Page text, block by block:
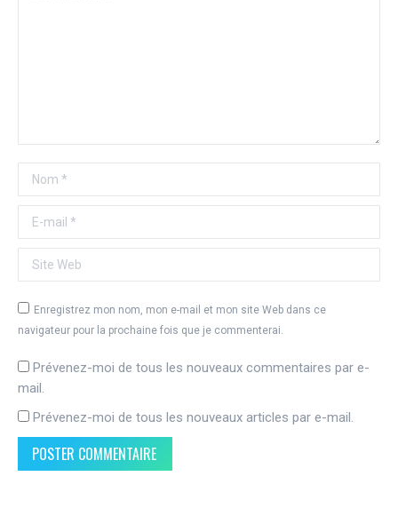
Nom *
E-mail *
Site Web
Enregistrez mon nom, mon e-mail et mon site Web dans ce
navigateur pour la prochaine fois que je commenterai.
Prévenez-moi de tous les nouveaux commentaires par e-
mail.
Prévenez-moi de tous les nouveaux articles par e-mail.
POSTER COMMENTAIRE